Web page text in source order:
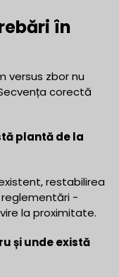
în
versus zbor nu
corectă
plantă de la
restabilirea
reglementări -
la proximitate.
și unde există